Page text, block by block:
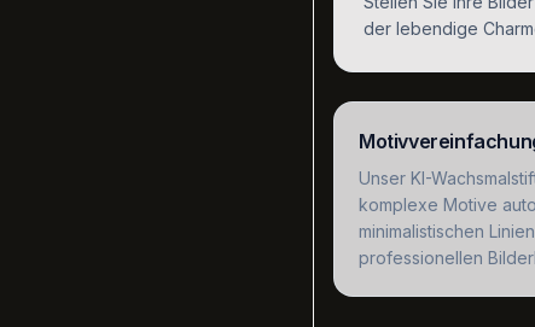
der lebendige
Unser KI-
komplexe Motive
minimalistischen
professionellen